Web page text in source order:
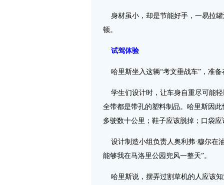
身材虽小，却是节能好手，一易拉
顿。
试驾体验
哈里斯坐入这辆“考文垂战车”，准
学生们设计时，让车身自重尽可能
全带都是带孔的塑料制品。哈里斯因
多驶数十公里；鞋子应该脱掉；口袋
设计制造小组负责人奥利弗·穆尔在
能够我在马洛里公园兜风一整天”。
哈里斯说，摆弄过割草机的人应该